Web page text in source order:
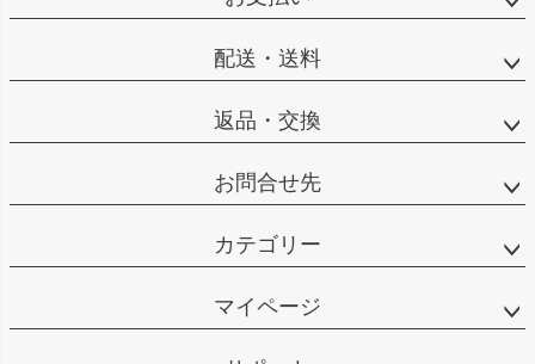
配送・送料
返品・交換
お問合せ先
カテゴリー
マイページ